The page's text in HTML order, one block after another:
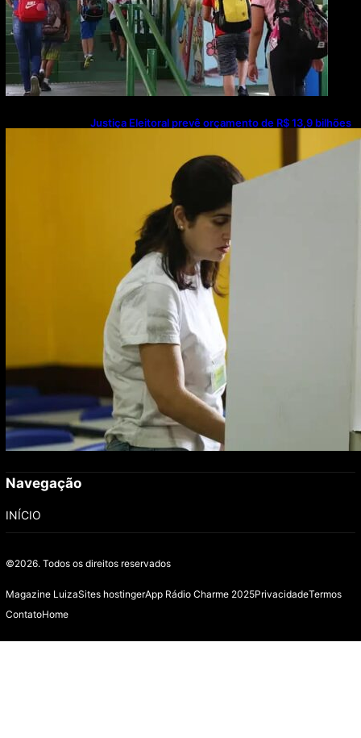
Justiça Eleitoral prevê orçamento de R$ 13,9 bilhões
Navegação
INÍCIO
©2026. Todos os direitos reservados
Magazine LuizaSites hostingerApp Rádio Charme 2025PrivacidadeTermos
ContatoHome